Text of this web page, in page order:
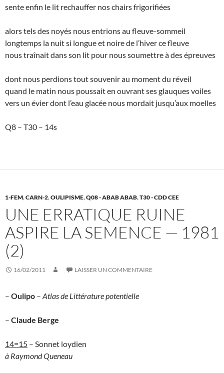
sente enfin le lit rechauffer nos chairs frigorifiées
alors tels des noyés nous entrions au fleuve-sommeil
longtemps la nuit si longue et noire de l’hiver ce fleuve
nous traînait dans son lit pour nous soumettre à des épreuves
dont nous perdions tout souvenir au moment du réveil
quand le matin nous poussait en ouvrant ses glauques voiles
vers un évier dont l’eau glacée nous mordait jusqu’aux moelles
Q8 – T30 – 14s
1-FEM,CARN-2,OULIPISME,Q08 - ABAB ABAB,T30 - CDD CEE
UNE ERRATIQUE RUINE
ASPIRE LA SEMENCE — 1981
(2)
16/02/2011 LAISSER UN COMMENTAIRE
– Oulipo – Atlas de Littérature potentielle
– Claude Berge
14=15 – Sonnet loydien
à Raymond Queneau